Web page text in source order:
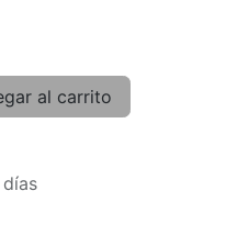
al carrito